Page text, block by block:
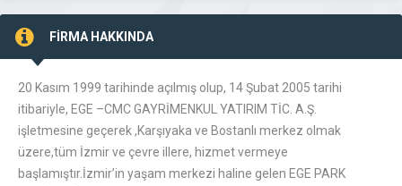
FİRMA HAKKINDA
20 Kasım 1999 tarihinde açılmış olup, 14 Şubat 2005 tarihi
itibariyle, EGE –CMC GAYRİMENKUL YATIRIM TİC. A.Ş.
işletmesine geçerek ,Karşıyaka ve Bostanlı merkez olmak
üzere,tüm İzmir ve çevre illere, hizmet vermeye
başlamıştır.İzmir’in yaşam merkezi haline gelen EGE PARK